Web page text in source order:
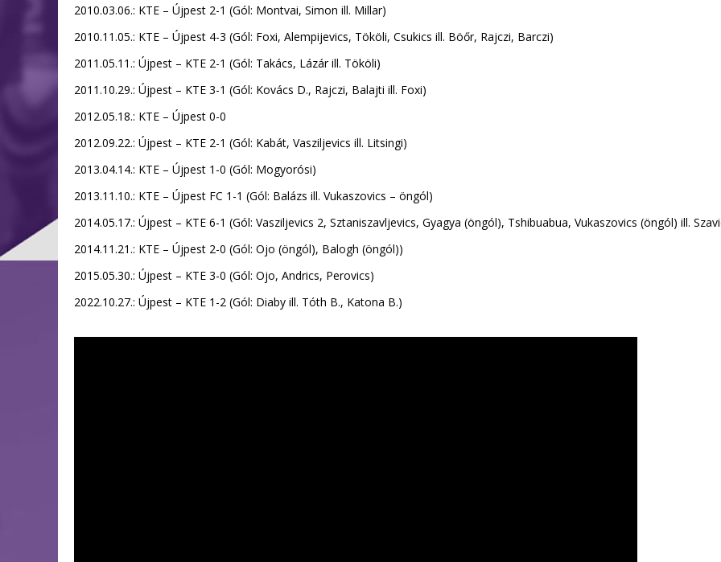
2010.03.06.: KTE – Újpest 2-1 (Gól: Montvai, Simon ill. Millar)
2010.11.05.: KTE – Újpest 4-3 (Gól: Foxi, Alempijevics, Tököli, Csukics ill. Böőr, Rajczi, Barczi)
2011.05.11.: Újpest – KTE 2-1 (Gól: Takács, Lázár ill. Tököli)
2011.10.29.: Újpest – KTE 3-1 (Gól: Kovács D., Rajczi, Balajti ill. Foxi)
2012.05.18.: KTE – Újpest 0-0
2012.09.22.: Újpest – KTE 2-1 (Gól: Kabát, Vasziljevics ill. Litsingi)
2013.04.14.: KTE – Újpest 1-0 (Gól: Mogyorósi)
2013.11.10.: KTE – Újpest FC 1-1 (Gól: Balázs ill. Vukaszovics – öngól)
2014.05.17.: Újpest – KTE 6-1 (Gól: Vasziljevics 2, Sztaniszavljevics, Gyagya (öngól), Tshibuabua, Vukaszovics (öngól) ill.
2014.11.21.: KTE – Újpest 2-0 (Gól: Ojo (öngól), Balogh (öngól))
2015.05.30.: Újpest – KTE 3-0 (Gól: Ojo, Andrics, Perovics)
2022.10.27.: Újpest – KTE 1-2 (Gól: Diaby ill. Tóth B., Katona B.)